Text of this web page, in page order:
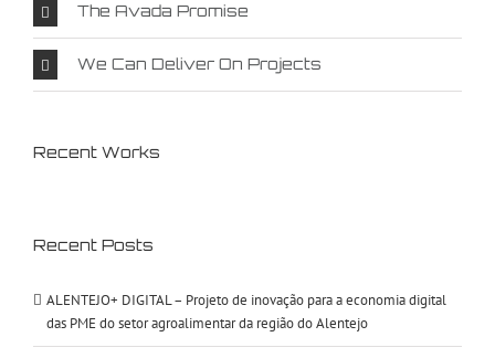
The Avada Promise
We Can Deliver On Projects
Recent Works
Recent Posts
ALENTEJO+ DIGITAL – Projeto de inovação para a economia digital
das PME do setor agroalimentar da região do Alentejo